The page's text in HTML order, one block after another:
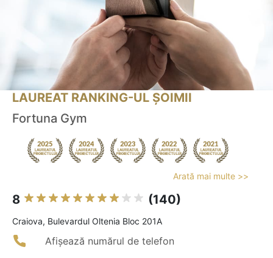
LAUREAT RANKING-UL ȘOIMII
Fortuna Gym
Arată mai multe >>
8 (140)
Craiova, Bulevardul Oltenia Bloc 201A
Afișează numărul de telefon